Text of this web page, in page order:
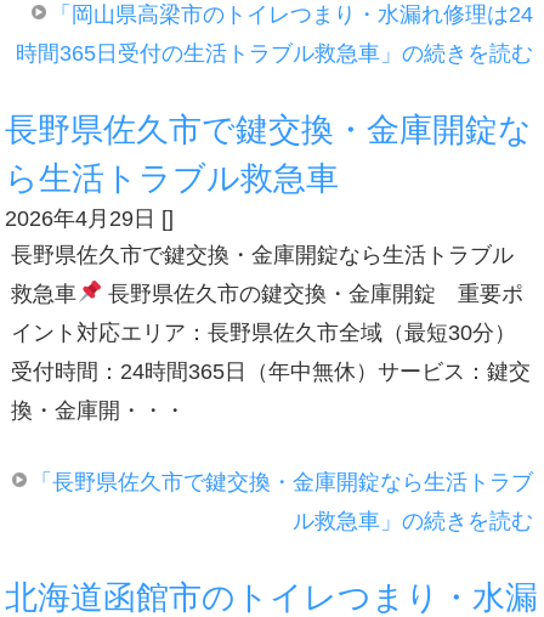
「岡山県高梁市のトイレつまり・水漏れ修理は24
時間365日受付の生活トラブル救急車」の続きを読む
長野県佐久市で鍵交換・金庫開錠な
ら生活トラブル救急車
2026年4月29日 []
長野県佐久市で鍵交換・金庫開錠なら生活トラブル
救急車
長野県佐久市の鍵交換・金庫開錠 重要ポ
イント対応エリア：長野県佐久市全域（最短30分）
受付時間：24時間365日（年中無休）サービス：鍵交
換・金庫開・・・
「長野県佐久市で鍵交換・金庫開錠なら生活トラブ
ル救急車」の続きを読む
北海道函館市のトイレつまり・水漏